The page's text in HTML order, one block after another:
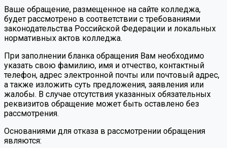
Ваше обращение, размещенное на сайте колледжа,
будет рассмотрено в соответствии с требованиями
законодательства Российской Федерации и локальных
нормативных актов колледжа.
При заполнении бланка обращения Вам необходимо
указать свою фамилию, имя и отчество, контактный
телефон, адрес электронной почты или почтовый адрес,
а также изложить суть предложения, заявления или
жалобы. В случае отсутствия указанных обязательных
реквизитов обращение может быть оставлено без
рассмотрения.
Основаниями для отказа в рассмотрении обращения
являются: